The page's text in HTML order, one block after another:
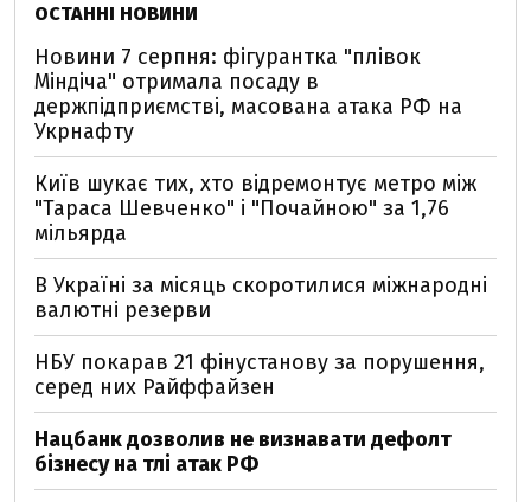
ОСТАННІ НОВИНИ
Новини 7 серпня: фігурантка "плівок
Міндіча" отримала посаду в
держпідприємстві, масована атака РФ на
Укрнафту
Київ шукає тих, хто відремонтує метро між
"Тараса Шевченко" і "Почайною" за 1,76
мільярда
В Україні за місяць скоротилися міжнародні
валютні резерви
НБУ покарав 21 фінустанову за порушення,
серед них Райффайзен
Нацбанк дозволив не визнавати дефолт
бізнесу на тлі атак РФ